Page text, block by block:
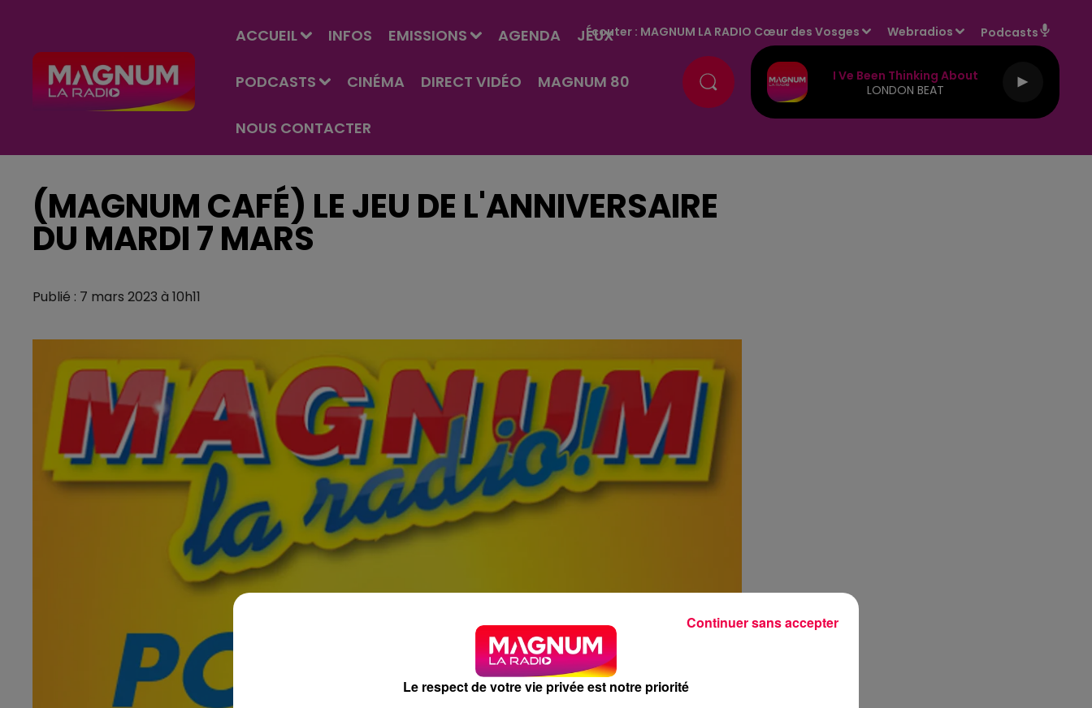
ACCUEIL INFOS EMISSIONS AGENDA JEUX
PODCASTS CINÉMA DIRECT VIDÉO MAGNUM 80
NOUS CONTACTER
Écouter : MAGNUM LA RADIO Cœur des Vosges Webradios Podcasts
I Ve Been Thinking About
LONDON BEAT
(MAGNUM CAFÉ) LE JEU DE L'ANNIVERSAIRE
DU MARDI 7 MARS
Publié : 7 mars 2023 à 10h11
Le respect de votre vie privée est notre priorité
Continuer sans accepter